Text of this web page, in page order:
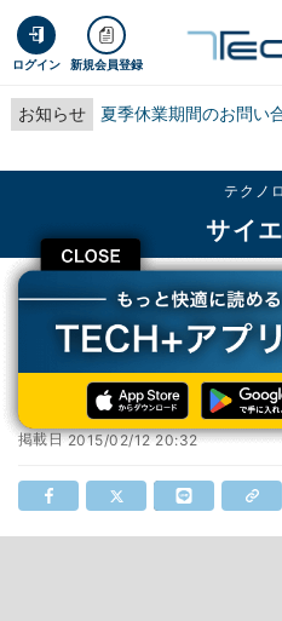
ログイン 新規会員登録
お知らせ 夏季休業期間のお問い
テクノ
サイ
TECH+ テクノロジー
サイエンス
これを見よ、フロリゲンが花芽作る過程
これを見よ、フロリゲ
掲載日2015/02/12 20:32